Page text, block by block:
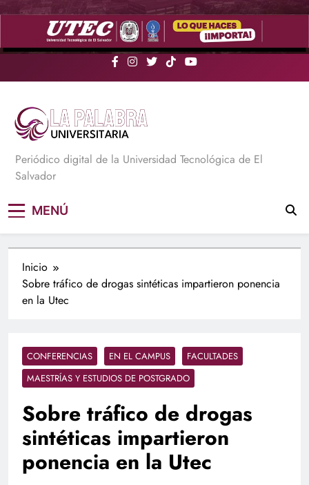
Saltar
La Palabra Universitaria
Periódico digital de la Universidad Tecnológica de El
Salvador
MENÚ
Inicio
Sobre tráfico de drogas sintéticas impartieron ponencia
en la Utec
CONFERENCIAS EN EL CAMPUS
FACULTADES
MAESTRÍAS Y ESTUDIOS DE POSTGRADO
Sobre tráfico de drogas
sintéticas impartieron
ponencia en la Utec